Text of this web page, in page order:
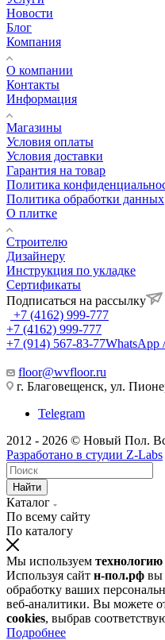
Новости
Блог
Компания
О компании
Контакты
Информация
Магазины
Условия оплаты
Условия доставки
Гарантия на товар
Политика
Политика обработки данных
О плитке
Строителю
Дизайнеру
Инструкция по укладке
Сертификаты
Подписаться на рассылку
+7 (4162) 999-777
+7 (4162) 999-777
+7 (914) 567-83-77WhatsApp
floor@wvfloor.ru
г. Благовещенск, ул.
Telegram
2012 - 2026 © Новый Пол.
Разработано в студии Z-Labs
Найти
Каталог
По всему сайту
По каталогу
Мы используем технологию
Используя сайт н-пол.рф вы
обработку ваших
веб-аналитики. Вы можете
cookies, выбрав
Подробнее